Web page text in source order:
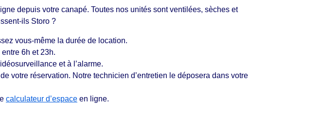
depuis votre canapé. Toutes nos unités sont ventilées, sèches et
ils Storo ?
vous-même la durée de location.
6h et 23h.
et à l’alarme.
votre réservation. Notre technicien d’entretien le déposera dans votre
calculateur d’espace en ligne.